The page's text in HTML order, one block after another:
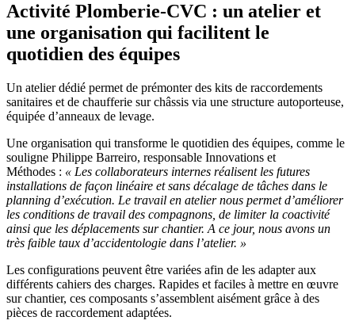
Activité Plomberie-CVC : un atelier et
une organisation qui facilitent le
quotidien des équipes
Un atelier dédié permet de prémonter des kits de raccordements
sanitaires et de chaufferie sur châssis via une structure autoporteuse,
équipée d’anneaux de levage.
Une organisation qui transforme le quotidien des équipes, comme le
souligne Philippe Barreiro, responsable Innovations et
Méthodes : « Les collaborateurs internes réalisent les futures
installations de façon linéaire et sans décalage de tâches dans le
planning d’exécution. Le travail en atelier nous permet d’améliorer
les conditions de travail des compagnons, de limiter la coactivité
ainsi que les déplacements sur chantier. A ce jour, nous avons un
très faible taux d’accidentologie dans l’atelier. »
Les configurations peuvent être variées afin de les adapter aux
différents cahiers des charges. Rapides et faciles à mettre en œuvre
sur chantier, ces composants s’assemblent aisément grâce à des
pièces de raccordement adaptées.